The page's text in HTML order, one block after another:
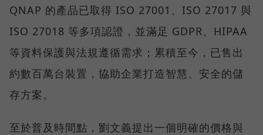
QNAP 的產品已取得 ISO 27001、ISO 27017 與
ISO 27018 等多項認證，並滿足 GDPR、HIPAA
等資料保護與法規遵循需求；累積至今，已售出
約數百萬台裝置，協助企業打造智慧、安全的儲
存方案。
至於普及時間點，劉文義提出一個明確的價格與